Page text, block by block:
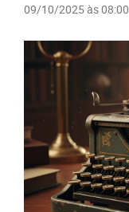
09/10/2025 às 08:00